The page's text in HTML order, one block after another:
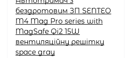
бездротовим ЗП SENTEO
M4 Mag Pro series with
MagSafe Qi2 15W
вентиляційну решітку
space gray